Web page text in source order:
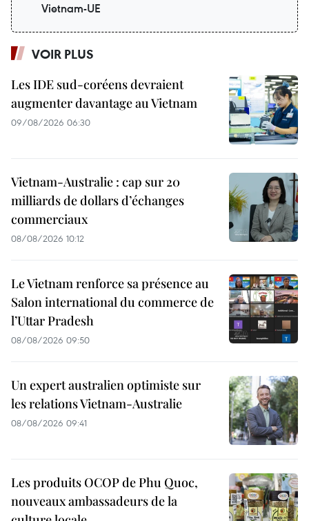
Vietnam-UE
VOIR PLUS
Les IDE sud-coréens devraient
augmenter davantage au Vietnam
09/08/2026 06:30
Vietnam-Australie : cap sur 20
milliards de dollars d’échanges
commerciaux
08/08/2026 10:12
Le Vietnam renforce sa présence au
Salon international du commerce de
l’Uttar Pradesh
08/08/2026 09:50
Un expert australien optimiste sur
les relations Vietnam-Australie
08/08/2026 09:41
Les produits OCOP de Phu Quoc,
nouveaux ambassadeurs de la